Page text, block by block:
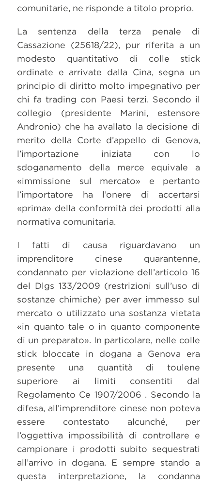
comunitarie, ne risponde a titolo proprio.
La sentenza della terza penale di
Cassazione (25618/22), pur riferita a un
modesto quantitativo di colle stick
ordinate e arrivate dalla Cina, segna un
principio di diritto molto impegnativo per
chi fa trading con Paesi terzi. Secondo il
collegio (presidente Marini, estensore
Andronio) che ha avallato la decisione di
merito della Corte d’appello di Genova,
l’importazione iniziata con lo
sdoganamento della merce equivale a
«immissione sul mercato» e pertanto
l’importatore ha l’onere di accertarsi
«prima» della conformità dei prodotti alla
normativa comunitaria.
I fatti di causa riguardavano un
imprenditore cinese quarantenne,
condannato per violazione dell’articolo 16
del Dlgs 133/2009 (restrizioni sull’uso di
sostanze chimiche) per aver immesso sul
mercato o utilizzato una sostanza vietata
«in quanto tale o in quanto componente
di un preparato». In particolare, nelle colle
stick bloccate in dogana a Genova era
presente una quantità di toulene
superiore ai limiti consentiti dal
Regolamento Ce 1907/2006 . Secondo la
difesa, all’imprenditore cinese non poteva
essere contestato alcunché, per
l’oggettiva impossibilità di controllare e
campionare i prodotti subito sequestrati
all’arrivo in dogana. E sempre stando a
questa interpretazione, la condanna